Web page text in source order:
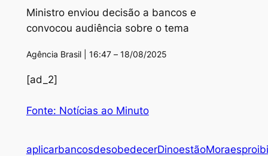
Ministro enviou decisão a bancos e
convocou audiência sobre o tema
Agência Brasil | 16:47 – 18/08/2025
[ad_2]
Fonte: Notícias ao Minuto
aplicarbancosdesobedecerDinoestãoMoraes